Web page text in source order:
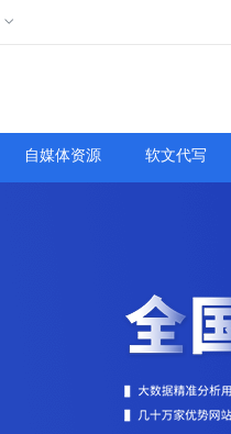
自媒体资源 软文代写